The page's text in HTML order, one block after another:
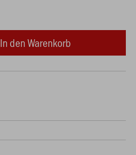
In den Warenkorb